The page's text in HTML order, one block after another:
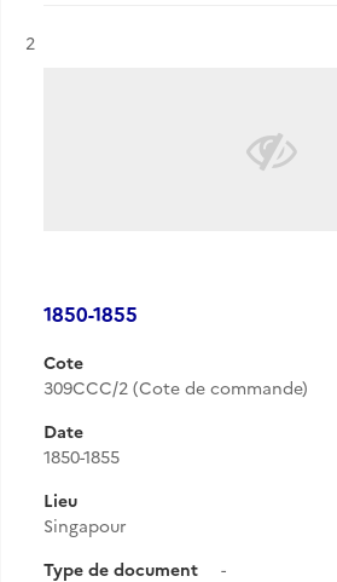
Résultat n°
2
1850-1855
Cote
309CCC/2 (Cote de commande)
Date
1850-1855
Lieu
Singapour
Type de document
-